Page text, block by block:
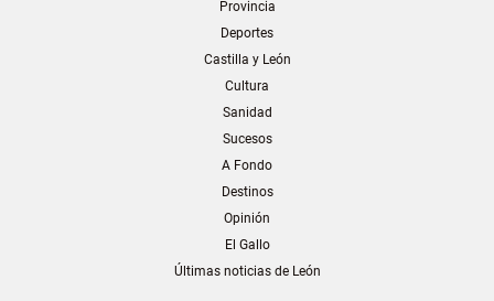
Provincia
Deportes
Castilla y León
Cultura
Sanidad
Sucesos
A Fondo
Destinos
Opinión
El Gallo
Últimas noticias de León